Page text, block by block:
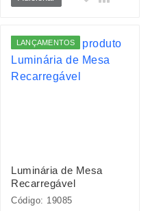
LANÇAMENTOS
Luminária de Mesa
Recarregável
Código: 19085